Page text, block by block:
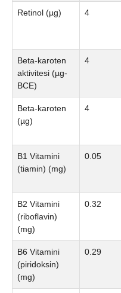
Retinol (µg) 4
Beta-karoten
aktivitesi (µg-
BCE)
4
Beta-karoten
(µg)
4
B1 Vitamini
(tiamin) (mg)
0.05
B2 Vitamini
(riboflavin)
(mg)
0.32
B6 Vitamini
(piridoksin)
(mg)
0.29